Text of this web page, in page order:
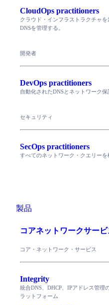
CloudOps practitioners
クラウド・インフラストラクチャ
DNSを管理する。
開発者
DevOps practitioners
自動化されたDNSとネットワーク
セキュリティ
SecOps practitioners
すべてのネットワーク・クエリーを
製品
コアネットワークサービ
コア・ネットワーク・サービス
Integrity
統合DNS、DHCP、IPアドレス管理
ラットフォーム